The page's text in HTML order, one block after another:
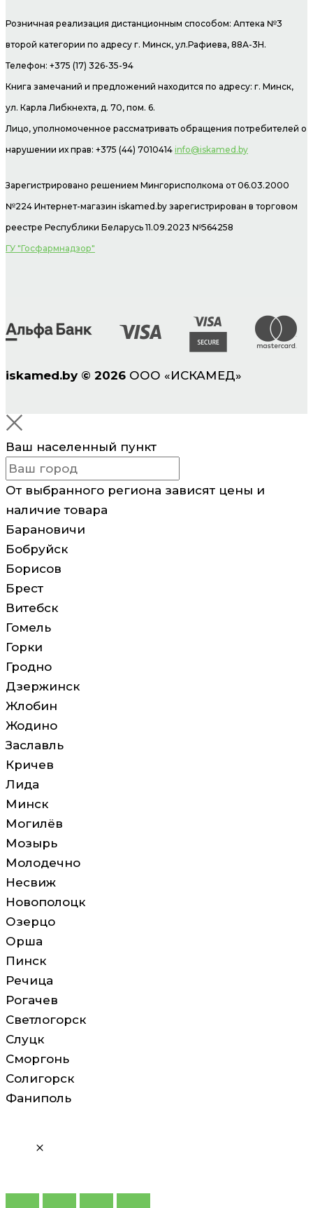
Розничная реализация дистанционным способом: Аптека №3
второй категории по адресу г. Минск, ул.Рафиева, 88А-3Н.
Телефон: +375 (17) 326-35-94
Книга замечаний и предложений находится по адресу: г. Минск,
ул. Карла Либкнехта, д. 70, пом. 6.
Лицо, уполномоченное рассматривать обращения потребителей о
нарушении их прав: +375 (44) 7010414 info@iskamed.by
Зарегистрировано решением Мингорисполкома от 06.03.2000
№224 Интернет-магазин iskamed.by зарегистрирован в торговом
реестре Республики Беларусь 11.09.2023 №564258
ГУ "Госфармнадзор"
iskamed.by © 2026 ООО «ИСКАМЕД»
Ваш населенный пункт
От выбранного региона зависят цены и
наличие товара
Барановичи
Бобруйск
Борисов
Брест
Витебск
Гомель
Горки
Гродно
Дзержинск
Жлобин
Жодино
Заславль
Кричев
Лида
Минск
Могилёв
Мозырь
Молодечно
Несвиж
Новополоцк
Озерцо
Орша
Пинск
Речица
Рогачев
Светлогорск
Слуцк
Сморгонь
Солигорск
Фаниполь